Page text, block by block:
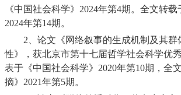
《中国社会科学》 2024年第4期。全文转载
2024年第14期。
2 、论文《网络叙事的生成机制及其
性》，获北京市第十七届哲学社会科学优
表于《中国社会科学》 2020年第10期，全
摘》 2021年第5期。